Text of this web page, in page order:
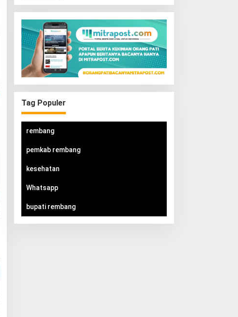
Tag Populer
rembang
pemkab rembang
kesehatan
Whatsapp
bupati rembang